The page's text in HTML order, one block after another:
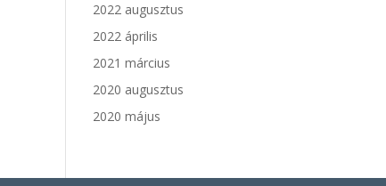
2022 augusztus
2022 április
2021 március
2020 augusztus
2020 május